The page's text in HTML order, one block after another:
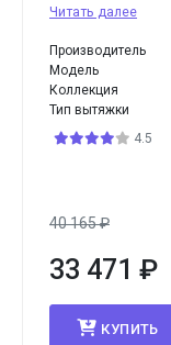
Читать далее
Производитель
Модель
Коллекция
Тип вытяжки
4.5
40 165₽
33 471 ₽
КУПИТЬ